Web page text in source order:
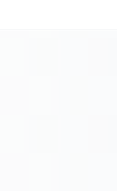
AcademiaUP